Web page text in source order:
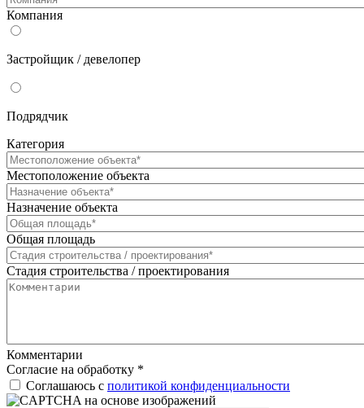
Компания
Застройщик / девелопер
Подрядчик
Категория
Местоположение объекта
Назначение объекта
Общая площадь
Стадия строительства / проектирования
Комментарии
Согласие на обработку *
Соглашаюсь с политикой конфиденциальности